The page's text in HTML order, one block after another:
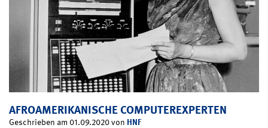
AFROAMERIKANISCHE COMPUTEREXPERTEN
Geschrieben am 01.09.2020 von HNF